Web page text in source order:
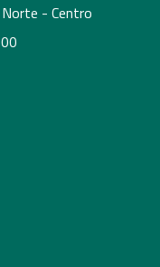
- Centro